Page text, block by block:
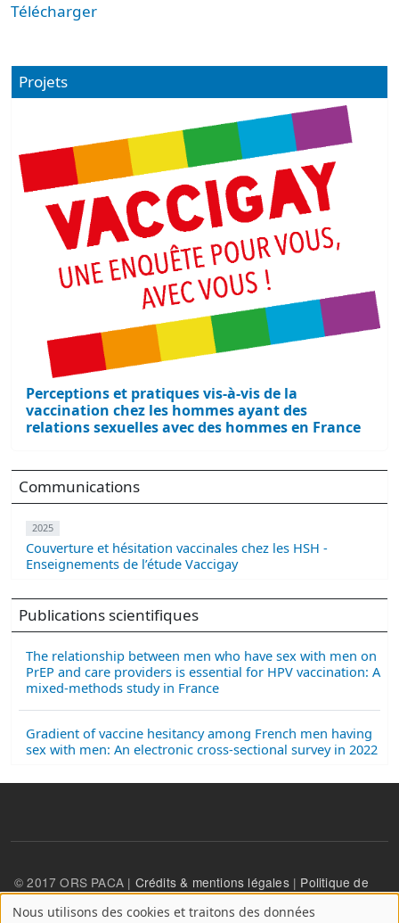
Télécharger
Projets
Perceptions et pratiques vis-à-vis de la
vaccination chez les hommes ayant des
relations sexuelles avec des hommes en France
Communications
2025
Couverture et hésitation vaccinales chez les HSH -
Enseignements de l’étude Vaccigay
Publications scientifiques
The relationship between men who have sex with men on
PrEP and care providers is essential for HPV vaccination: A
mixed-methods study in France
Gradient of vaccine hesitancy among French men having
sex with men: An electronic cross-sectional survey in 2022
© 2017 ORS PACA | Crédits & mentions légales| Politique de
confidentialité
Nous utilisons des cookies et traitons des données